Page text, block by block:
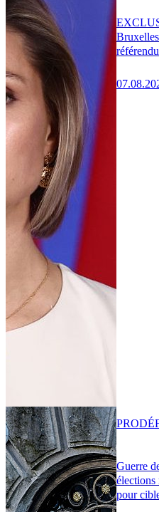
Guerre
élections
pour
PRO